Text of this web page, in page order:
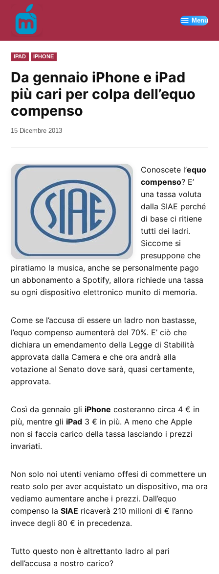
contenuto
Menu
PUBBLICATO
IN
IPAD IPHONE
Da gennaio iPhone e iPad
più cari per colpa dell’equo
compenso
da
15 Dicembre 2013
Conoscete l’equo
compenso? E’
una tassa voluta
dalla SIAE perché
di base ci ritiene
tutti dei ladri.
Siccome si
presuppone che
piratiamo la musica, anche se personalmente pago
un abbonamento a Spotify, allora richiede una tassa
su ogni dispositivo elettronico munito di memoria.
Come se l’accusa di essere un ladro non bastasse,
l’equo compenso aumenterà del 70%. E’ ciò che
dichiara un emendamento della Legge di Stabilità
approvata dalla Camera e che ora andrà alla
votazione al Senato dove sarà, quasi certamente,
approvata.
Così da gennaio gli iPhone costeranno circa 4 € in
più, mentre gli iPad 3 € in più. A meno che Apple
non si faccia carico della tassa lasciando i prezzi
invariati.
Non solo noi utenti veniamo offesi di commettere un
reato solo per aver acquistato un dispositivo, ma ora
vediamo aumentare anche i prezzi. Dall’equo
compenso laSIAE ricaverà 210 milioni di € l’anno
invece degli 80 € in precedenza.
Tutto questo non è altrettanto ladro al pari
dell’accusa a nostro carico?